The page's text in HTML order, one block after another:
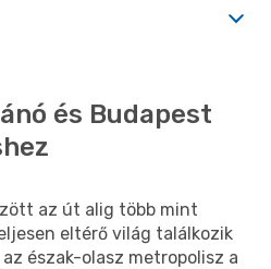
és Budapest
az út alig több mint
eltérő világ találkozik
észak-olasz metropolisz a